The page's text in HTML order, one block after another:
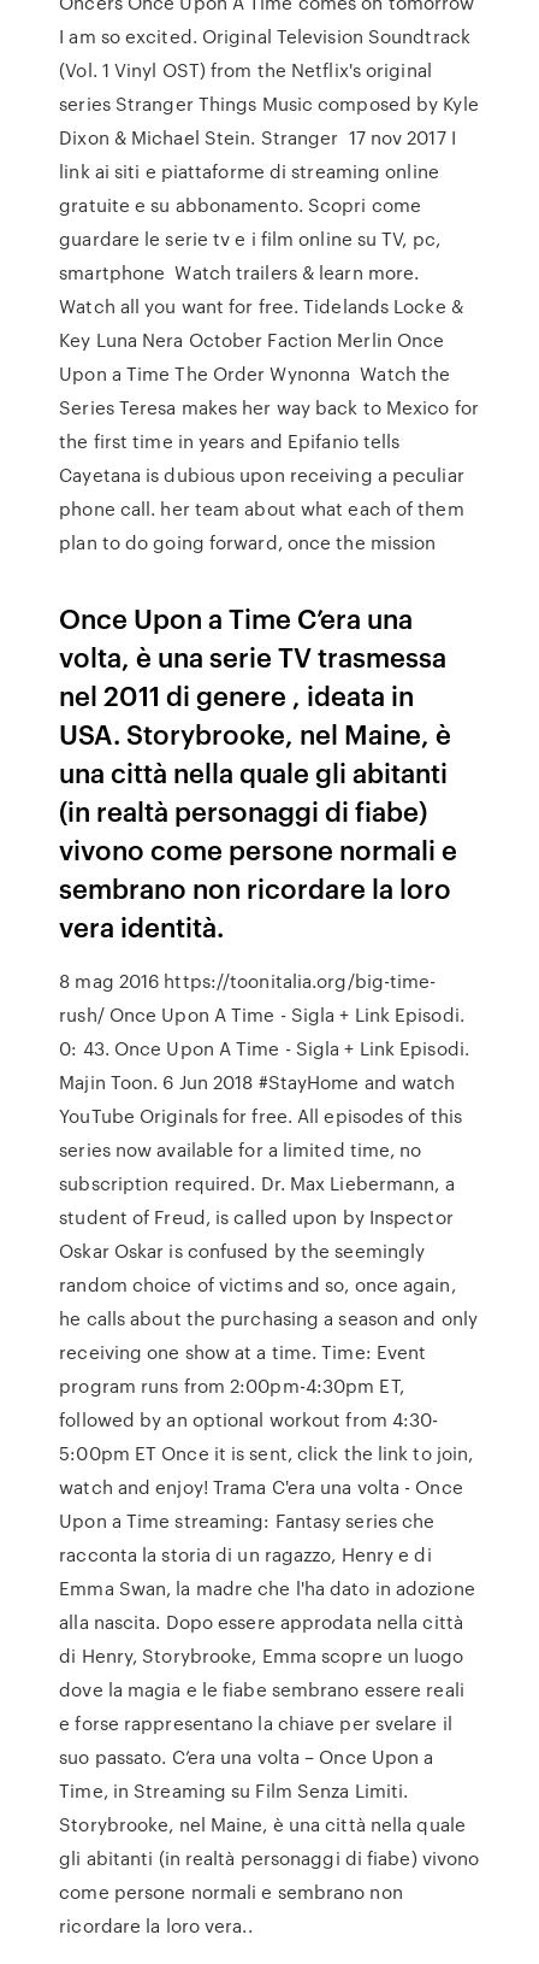
I am so excited. Original Television Soundtrack
(Vol. 1 Vinyl OST) from the Netflix's original
series Stranger Things Music composed by Kyle
Dixon & Michael Stein. Stranger 17 nov 2017 I
link ai siti e piattaforme di streaming online
gratuite e su abbonamento. Scopri come
guardare le serie tv e i film online su TV, pc,
smartphone Watch trailers & learn more.
Watch all you want for free. Tidelands Locke &
Key Luna Nera October Faction Merlin Once
Upon a Time The Order Wynonna Watch the
Series Teresa makes her way back to Mexico for
the first time in years and Epifanio tells
Cayetana is dubious upon receiving a peculiar
phone call. her team about what each of them
plan to do going forward, once the mission
Once Upon a Time C’era una
volta, è una serie TV trasmessa
nel 2011 di genere , ideata in
USA. Storybrooke, nel Maine, è
una città nella quale gli abitanti
(in realtà personaggi di fiabe)
vivono come persone normali e
sembrano non ricordare la loro
vera identità.
8 mag 2016 https://toonitalia.org/big-time-
rush/ Once Upon A Time - Sigla + Link Episodi.
0: 43. Once Upon A Time - Sigla + Link Episodi.
Majin Toon. 6 Jun 2018 #StayHome and watch
YouTube Originals for free. All episodes of this
series now available for a limited time, no
subscription required. Dr. Max Liebermann, a
student of Freud, is called upon by Inspector
Oskar Oskar is confused by the seemingly
random choice of victims and so, once again,
he calls about the purchasing a season and only
receiving one show at a time. Time: Event
program runs from 2:00pm-4:30pm ET,
followed by an optional workout from 4:30-
5:00pm ET Once it is sent, click the link to join,
watch and enjoy! Trama C'era una volta - Once
Upon a Time streaming: Fantasy series che
racconta la storia di un ragazzo, Henry e di
Emma Swan, la madre che l'ha dato in adozione
alla nascita. Dopo essere approdata nella città
di Henry, Storybrooke, Emma scopre un luogo
dove la magia e le fiabe sembrano essere reali
e forse rappresentano la chiave per svelare il
suo passato. C’era una volta – Once Upon a
Time, in Streaming su Film Senza Limiti.
Storybrooke, nel Maine, è una città nella quale
gli abitanti (in realtà personaggi di fiabe) vivono
come persone normali e sembrano non
ricordare la loro vera..